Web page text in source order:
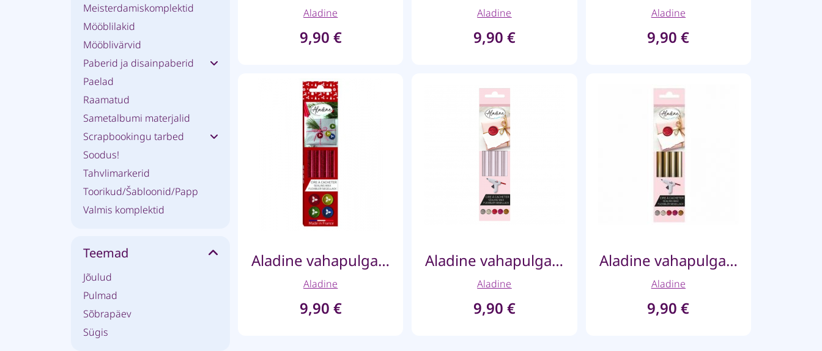
Meisterdamiskomplektid
Mööblilakid
Mööblivärvid
Paberid ja disainpaberid
Paelad
Raamatud
Sametalbumi materjalid
Scrapbookingu tarbed
Soodus!
Tahvlimarkerid
Toorikud/Šabloonid/Papp
Valmis komplektid
Teemad
Jõulud
Pulmad
Sõbrapäev
Sügis
Aladine
9,90 €
Aladine
9,90 €
Aladine
9,90€
Aladine vahapulgad püstolile- Glitter punane
Aladine
9,90 €
Aladine vahapulgad püstolile- Pastelne lilla
Aladine
9,90 €
Aladine vahapulgad püstolile- Kuld
Aladine
9,90€